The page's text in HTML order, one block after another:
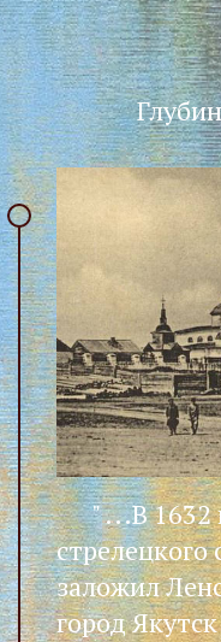
" ...В 1632
стрелецкого
заложил
город